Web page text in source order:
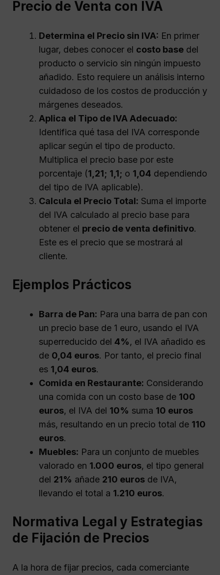
Precio de Venta con IVA
Determina el Precio sin IVA: En primer
lugar, debes conocer el costo base del
producto o servicio sin ningún impuesto
añadido. Esto requiere un análisis interno
cuidadoso de los costos de producción y
márgenes deseados.
Aplica el Tipo de IVA Adecuado:
Identifica qué tasa del IVA corresponde
aplicar según el tipo de producto.
Multiplica el precio base por este
porcentaje (1,21; 1,1; o 1,04 dependiendo
del tipo de IVA aplicable).
Calcula el Precio Total: Suma el importe
del IVA calculado al precio base para
obtener el precio de venta definitivo.
Este es el precio que se mostrará al
cliente.
Ejemplos Prácticos
Barra de Pan: Para una barra de pan con
un precio base de 1 euro, usando el IVA
superreducido del 4%, el IVA añadido es
de 0,04 euros. Por tanto, el precio final
es 1,04 euros.
Comida en Restaurante: Considerando
una comida con un costo base de 100
euros, el IVA del 10% suma 10 euros
más, resultando en un precio total de 110
euros.
Muebles: Para un conjunto de muebles
valorado en 1.000 euros, el tipo general
del 21% añade 210 euros de IVA,
llevando el total a 1.210 euros.
Normativa Legal y Estrategias
de Fijación de Precios
A la hora de fijar precios, cada comerciante